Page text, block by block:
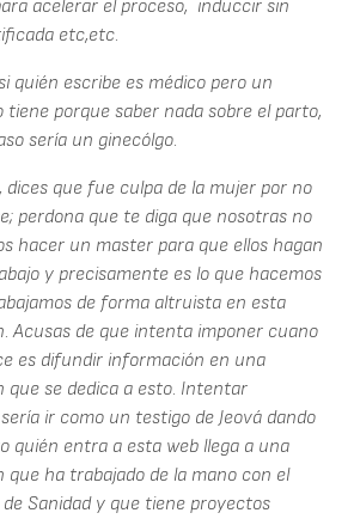
acelerar el proceso, induccir sin
etc,etc.
quién escribe es médico pero un
tiene porque saber nada sobre el parto,
sería un ginecólgo.
dices que fue culpa de la mujer por no
perdona que te diga que nosotras no
hacer un master para que ellos hagan
y precisamente es lo que hacemos
de forma altruista en esta
Acusas de que intenta imponer cuano
es difundir información en una
que se dedica a esto. Intentar
ir como un testigo de Jeová dando
quién entra a esta web llega a una
que ha trabajado de la mano con el
Sanidad y que tiene proyectos